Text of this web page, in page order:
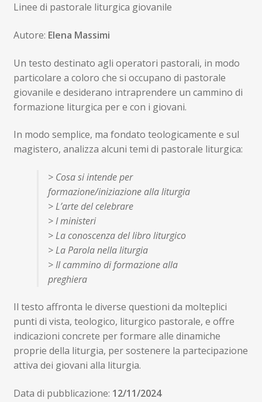
originale
era:
attuale
è:
Linee di pastorale liturgica giovanile
Autore: Elena Massimi
Un testo destinato agli operatori pastorali, in modo
particolare a coloro che si occupano di pastorale
giovanile e desiderano intraprendere un cammino di
formazione liturgica per e con i giovani.
In modo semplice, ma fondato teologicamente e sul
magistero, analizza alcuni temi di pastorale liturgica:
> Cosa si intende per
formazione/iniziazione alla liturgia
> L’arte del celebrare
> I ministeri
> La conoscenza del libro liturgico
> La Parola nella liturgia
> Il cammino di formazione alla
preghiera
Il testo affronta le diverse questioni da molteplici
punti di vista, teologico, liturgico pastorale, e offre
indicazioni concrete per formare alle dinamiche
proprie della liturgia, per sostenere la partecipazione
attiva dei giovani alla liturgia.
Data di pubblicazione: 12/11/2024